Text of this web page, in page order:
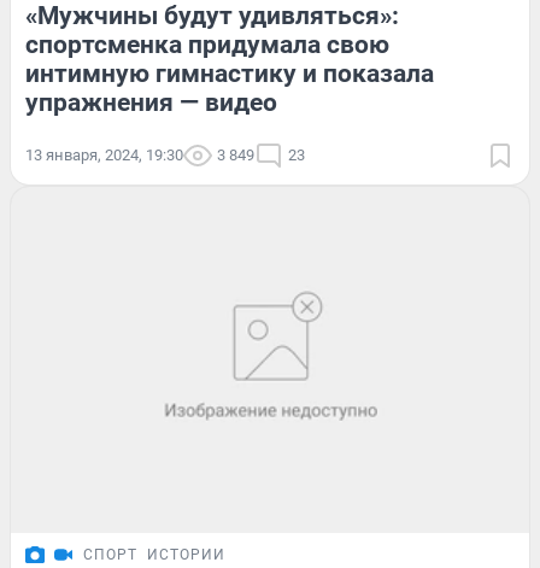
«Мужчины будут удивляться»:
спортсменка придумала свою
интимную гимнастику и показала
упражнения — видео
13 января, 2024, 19:30 3 849 23
СПОРТ ИСТОРИИ